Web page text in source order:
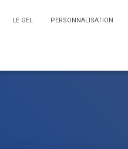
LE GEL PERSONNALISATION